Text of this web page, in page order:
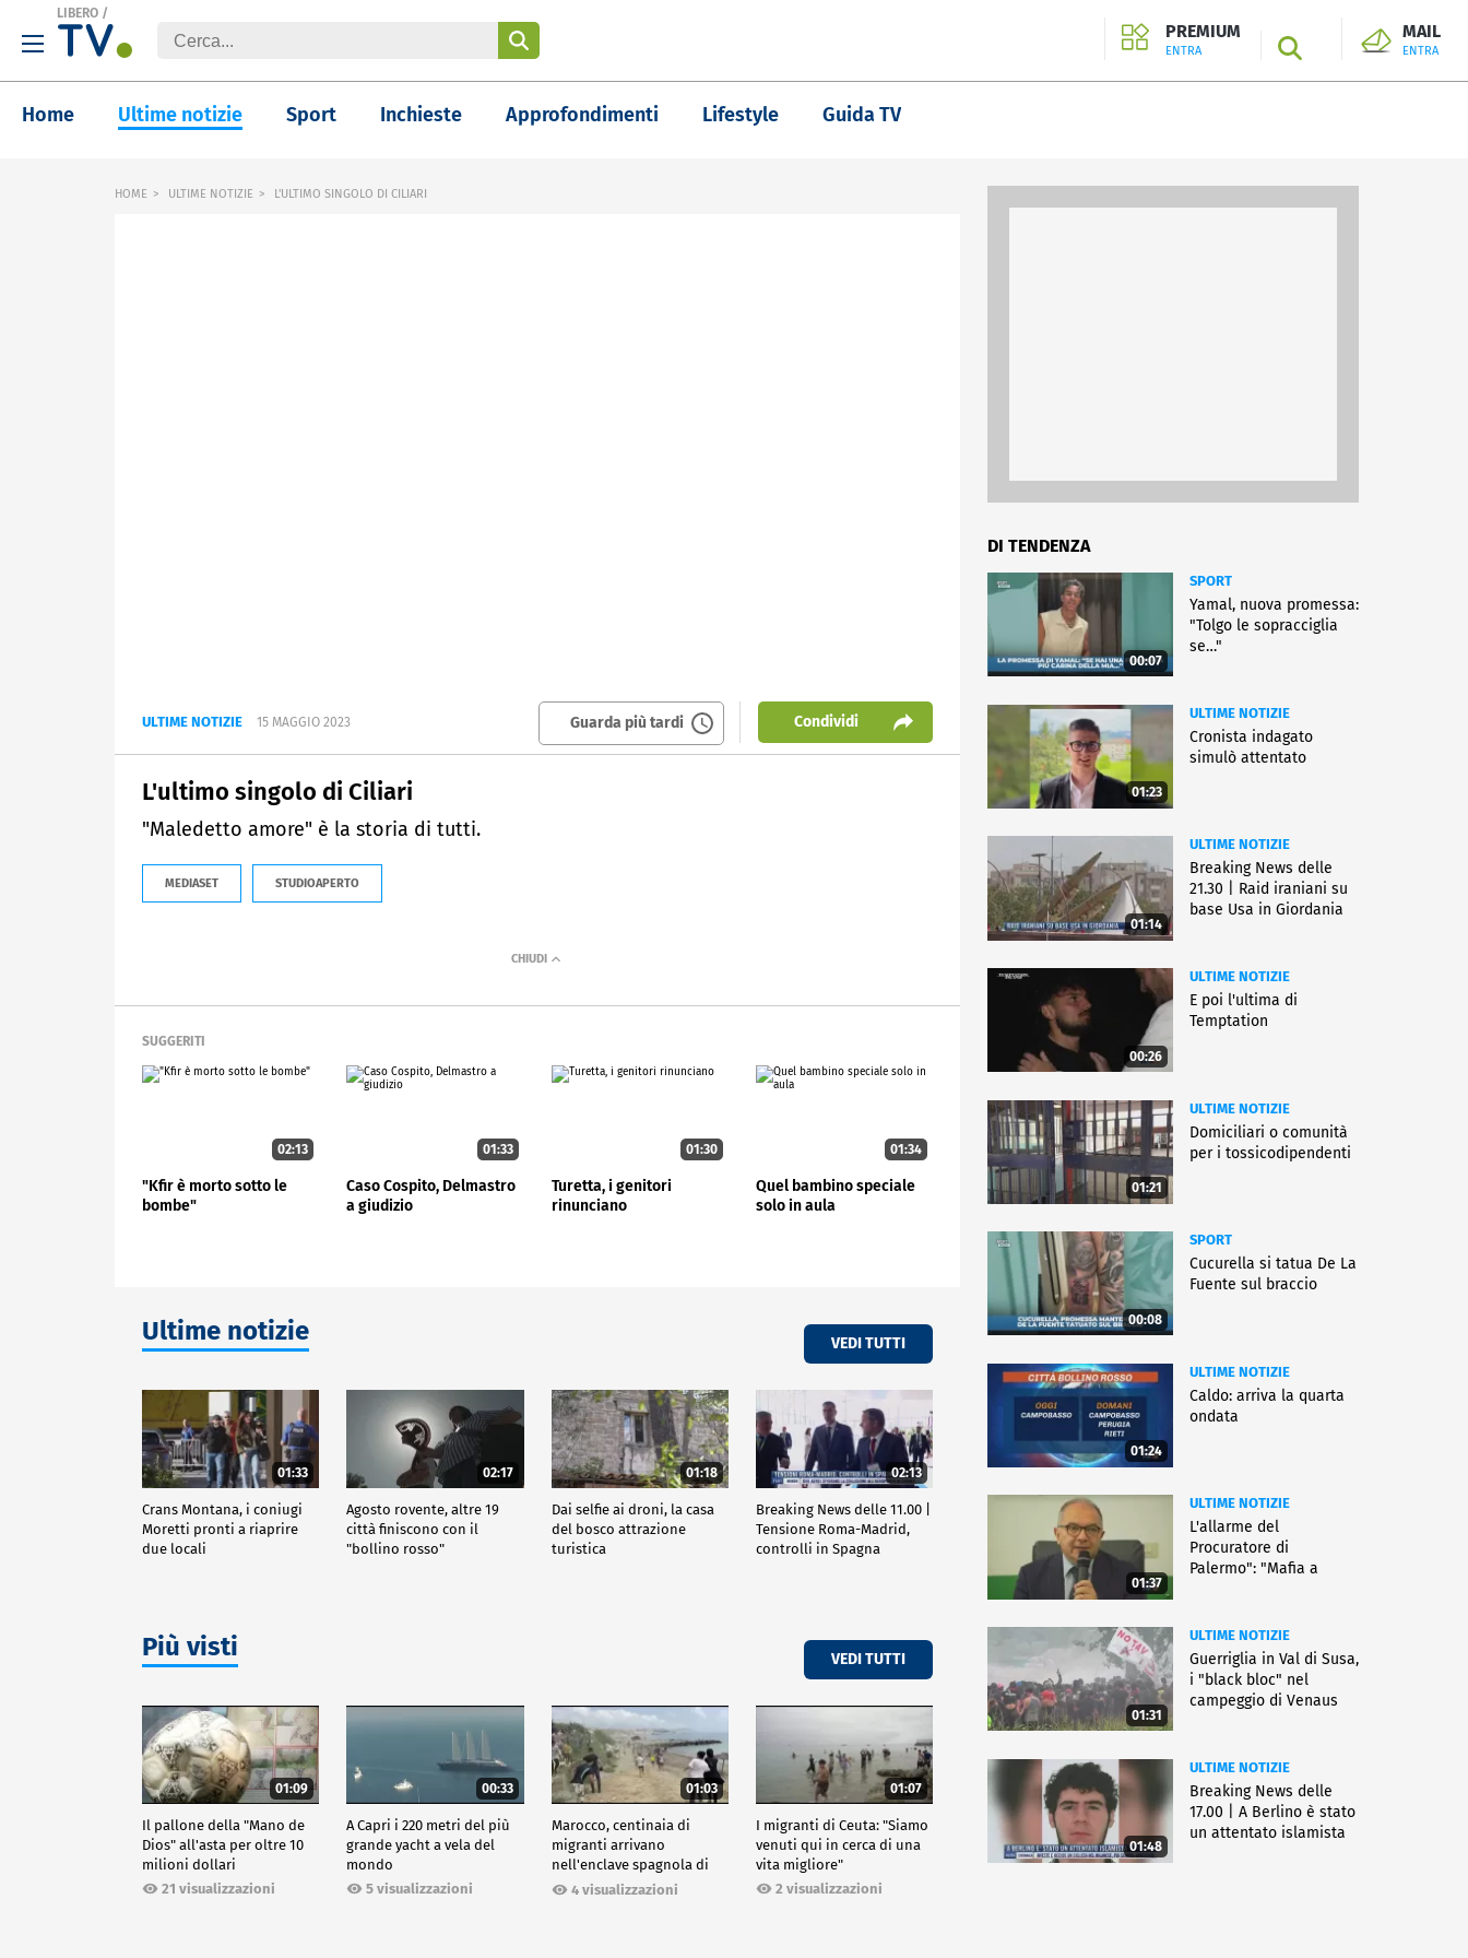
LIBERO /
PREMIUM
ENTRA SEARCH
MAIL
ENTRA
Home Ultime notizie Sport Inchieste Approfondimenti Lifestyle Guida TV
HOME ULTIME NOTIZIE L'ULTIMO SINGOLO DI CILIARI
ULTIME NOTIZIE 15 MAGGIO 2023 Guarda più tardi Condividi
L'ultimo singolo di Ciliari
"Maledetto amore" è la storia di tutti.
MEDIASET STUDIOAPERTO
SUGGERITI
02:13
"Kfir è morto sotto le
bombe"
01:33
Caso Cospito, Delmastro
a giudizio
01:30
Turetta, i genitori
rinunciano
01:34
Quel bambino speciale
solo in aula
Ultime notizie VEDI TUTTI
01:33
Crans Montana, i coniugi
Moretti pronti a riaprire
due locali
02:17
Agosto rovente, altre 19
città finiscono con il
"bollino rosso"
01:18
Dai selfie ai droni, la casa
del bosco attrazione
turistica
02:13
Breaking News delle 11.00 |
Tensione Roma-Madrid,
controlli in Spagna
Più visti VEDI TUTTI
01:09
Il pallone della "Mano de
Dios" all'asta per oltre 10
milioni dollari
21 visualizzazioni
00:33
A Capri i 220 metri del più
grande yacht a vela del
mondo
5 visualizzazioni
01:03
Marocco, centinaia di
migranti arrivano
nell'enclave spagnola di
Ceuta4 visualizzazioni
01:07
I migranti di Ceuta: "Siamo
venuti qui in cerca di una
vita migliore"
2 visualizzazioni
DI TENDENZA
00:07
SPORT
Yamal, nuova promessa:
"Tolgo le sopracciglia
se…"
01:23
ULTIME NOTIZIE
Cronista indagato
simulò attentato
01:14
ULTIME NOTIZIE
Breaking News delle
21.30 | Raid iraniani su
base Usa in Giordania
00:26
ULTIME NOTIZIE
E poi l'ultima di
Temptation
01:21
ULTIME NOTIZIE
Domiciliari o comunità
per i tossicodipendenti
00:08
SPORT
Cucurella si tatua De La
Fuente sul braccio
01:24
ULTIME NOTIZIE
Caldo: arriva la quarta
ondata
01:37
ULTIME NOTIZIE
L'allarme del
Procuratore di
Palermo": "Mafia a
01:31
ULTIME NOTIZIE
Guerriglia in Val di Susa,
i "black bloc" nel
campeggio di Venaus
01:48
ULTIME NOTIZIE
Breaking News delle
17.00 | A Berlino è stato
un attentato islamista